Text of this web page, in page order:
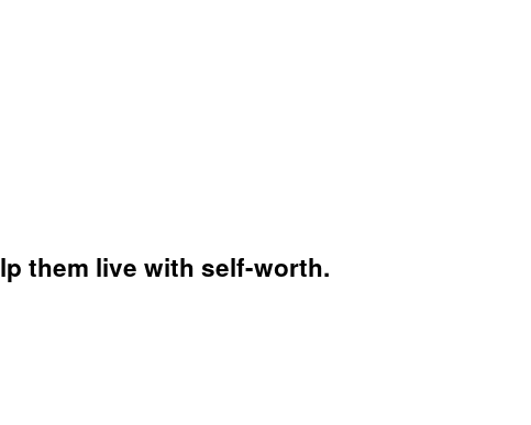
them live with self-worth.